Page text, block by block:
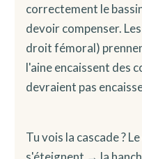
correctement le
devoir compenser.
droit fémoral)
l'aine encaissent des
devraient pas
Tu vois la cascade ?